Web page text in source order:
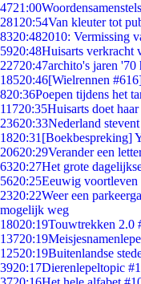
4721:00
281 20:54Van kleuter tot
8320:482010: Vermissing
5920:48Huisarts verkracht
22720:47archito's jaren
18520:46[Wielrennen
820:36Poepen tijdens het
11720:35Huisarts doet
23620:33Nederland
1820:31 [Boekbespreking]
20620:29Verander een
6320:27Het grote
5620:25Eeuwig voortleven
2320:22Weer een
mogelijk weg
18020:19Touwtrekken 2.0
13720:19
12520:19Buitenlandse
3920:17Dierenlepeltopic